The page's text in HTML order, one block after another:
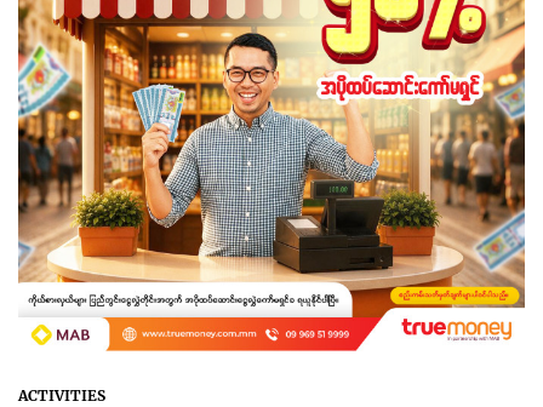
ACTIVITIES